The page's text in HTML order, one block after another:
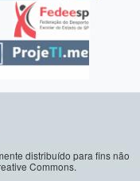
distribuído para fins não
Commons.